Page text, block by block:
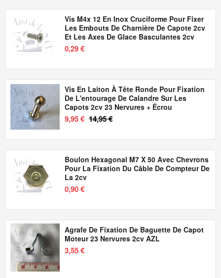
Vis M4x 12 En Inox Cruciforme Pour Fixer
Les Embouts De Charnière De Capote 2cv
Et Les Axes De Glace Basculantes 2cv
0,29 €
Vis En Laiton À Tête Ronde Pour Fixation
De L'entourage De Calandre Sur Les
Capots 2cv 23 Nervures + Écrou
9,95 € 14,95 €
Boulon Hexagonal M7 X 50 Avec Chevrons
Pour La Fixation Du Câble De Compteur De
La 2cv
0,90 €
Agrafe De Fixation De Baguette De Capot
Moteur 23 Nervures 2cv AZL
3,55 €